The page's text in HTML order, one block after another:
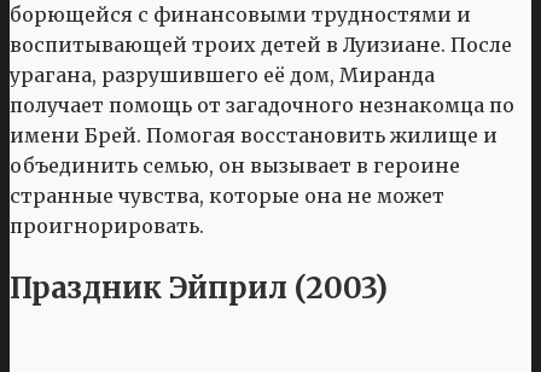
борющейся с финансовыми трудностями и
воспитывающей троих детей в Луизиане. После
урагана, разрушившего её дом, Миранда
получает помощь от загадочного незнакомца по
имени Брей. Помогая восстановить жилище и
объединить семью, он вызывает в героине
странные чувства, которые она не может
проигнорировать.
Праздник Эйприл (2003)